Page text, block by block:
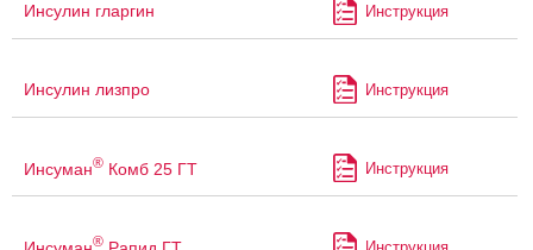
Инсулин гларгин Инструкция
Инсулин лизпро Инструкция
Инсуман® Комб 25 ГТ Инструкция
®